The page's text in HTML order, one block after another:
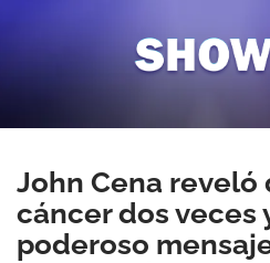
John Cena reveló
cáncer dos veces
poderoso